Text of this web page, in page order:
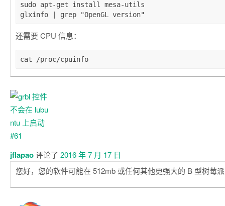
sudo apt-get install mesa-utils
还需要 CPU 信息：
jflapao评论了 2016 年 7 月 17 日
您好，您的软件可能在 512mb 或任何其他更强大的 B 型树莓